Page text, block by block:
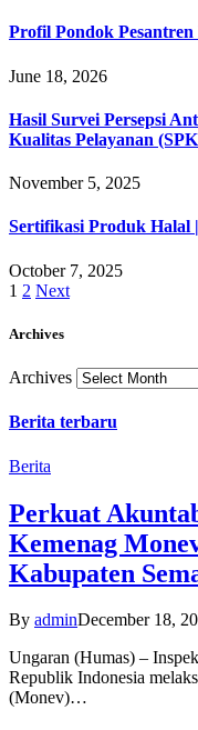
Profil Pondok Pesantren
June 18, 2026
Hasil Survei Persepsi
Kualitas Pelayanan
November 5, 2025
Sertifikasi Produk Halal
October 7, 2025
1 2 Next
Archives
Archives
Berita terbaru
Berita
Perkuat
Kemenag
Kabupaten
By adminDecember 18,
Ungaran (Humas) –
Republik Indonesia
(Monev)…